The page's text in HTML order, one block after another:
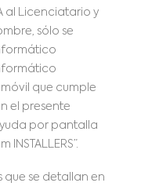
al Licenciatario y
sólo se
que cumple
el presente
por pantalla
que se detallan en